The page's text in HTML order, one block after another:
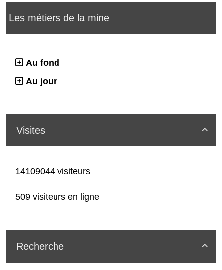
Les métiers de la mine
Au fond
Au jour

Visites
14109044 visiteurs
509 visiteurs en ligne

Recherche